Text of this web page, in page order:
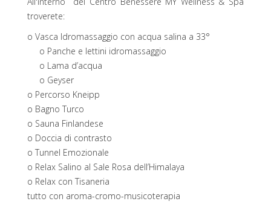
troverete:
o Vasca Idromassaggio con acqua salina a 33°
o Panche e lettini idromassaggio
o Lama d’acqua
o Geyser
o Percorso Kneipp
o Bagno Turco
o Sauna Finlandese
o Doccia di contrasto
o Tunnel Emozionale
o Relax Salino al Sale Rosa dell’Himalaya
o Relax con Tisaneria
tutto con aroma-cromo-musicoterapia